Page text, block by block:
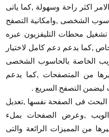
اكثر راحة وسهولة ,كما ياتى
الشخصى ,وامكانية التصفح
تشغيل محطات التليفزيون عبره
,كما يدعم دعم كامل لاختيار
الخاصة بالحاسوب الشخصى
من المتصفحات ,كما يدعم
التصفح السريع .
البحث فى الصفحة نفسها ,تعديل
,وعرض الصفحات بملء
من المميزات الرائعة والتى